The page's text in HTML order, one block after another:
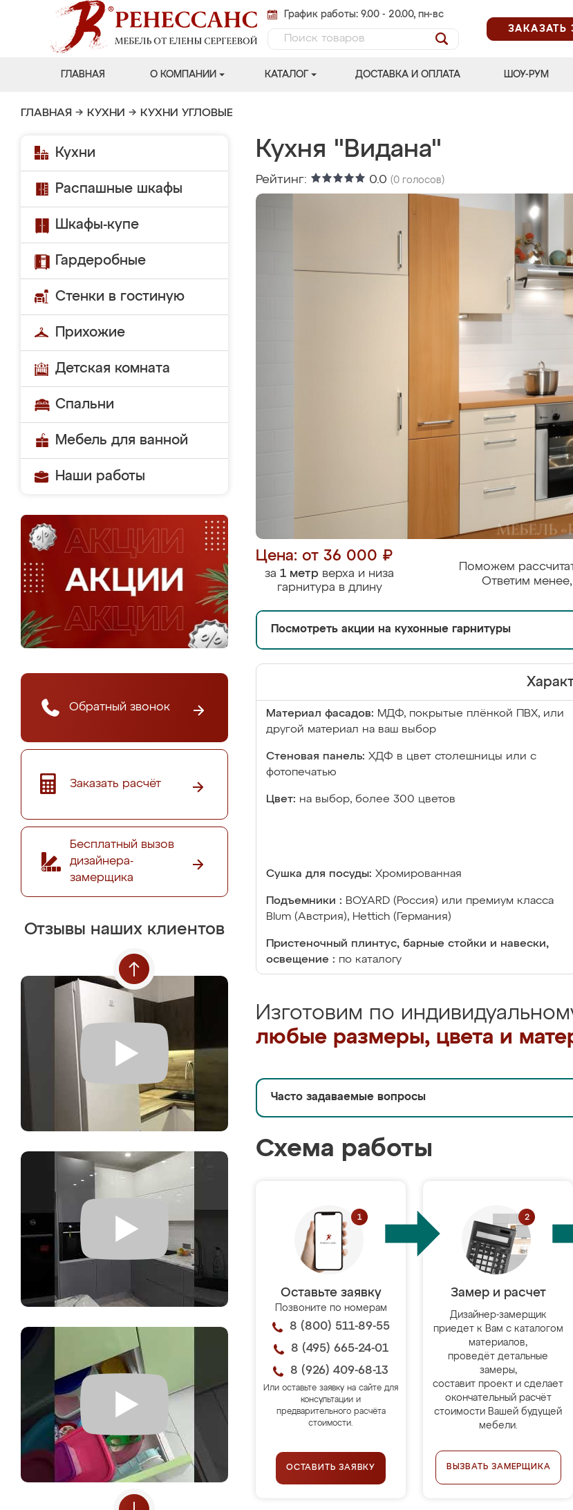
График работы: 9.00 - 20.00, пн-вс
ЗАКАЗАТЬ
ГЛАВНАЯ О КОМПАНИИ КАТАЛОГ ДОСТАВКА И ОПЛАТА ШОУ-РУМ
ГЛАВНАЯ → КУХНИ → КУХНИ УГЛОВЫЕ
Кухни
Распашные шкафы
Шкафы-купе
Гардеробные
Стенки в гостиную
Прихожие
Детская комната
Спальни
Мебель для ванной
Наши работы
Обратный звонок
Заказать расчёт
Бесплатный вызов
дизайнера-
замерщика
Отзывы наших клиентов
Кухня "Видана"
Рейтинг: 0.0 (0 голосов)
Цена: от 36 000 ₽
за 1 метр верха и низа
гарнитура в длину
Поможем
Ответим
Посмотреть акции на кухонные гарнитуры
Материал фасадов: МДФ, покрытые плёнкой ПВХ, или
другой материал на ваш выбор
Стеновая панель: ХДФ в цвет столешницы или с
фотопечатью
Цвет: на выбор, более 300 цветов
Сушка для посуды: Хромированная
Подъемники : BOYARD (Россия) или премиум класса
Blum (Австрия), Hettich (Германия)
Пристеночный плинтус, барные стойки и навески,
освещение : по каталогу
Изготовим по
любые размеры, цвета и
Часто задаваемые вопросы
Схема работы
Оставьте заявку
Позвоните по номерам
8 (800) 511-89-55
8 (495) 665-24-01
8 (926) 409-68-13
Или оставьте заявку на сайте для
консультации и
предварительного расчёта
стоимости.
ОСТАВИТЬ ЗАЯВКУ
Замер и расчет
Дизайнер-замерщик
приедет к Вам с каталогом
материалов,
проведёт детальные
замеры,
составит проект и сделает
окончательный расчёт
стоимости Вашей будущей
мебели.
ВЫЗВАТЬ ЗАМЕРЩИКА